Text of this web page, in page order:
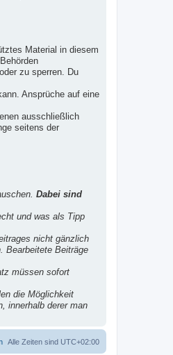
Material in diesem
zu sperren. Du
Ansprüche auf eine
ausschließlich
seitens der
Dabei sind
und was als Tipp
nicht gänzlich
Bearbeitete Beiträge
müssen sofort
die Möglichkeit
innerhalb derer man
Alle Zeiten sind UTC+02:00